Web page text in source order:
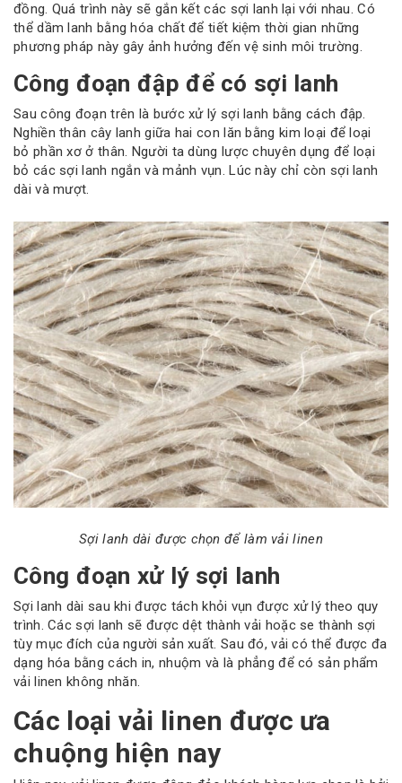
đồng. Quá trình này sẽ gắn kết các sợi lanh lại với nhau. Có
thể dầm lanh bằng hóa chất để tiết kiệm thời gian những
phương pháp này gây ảnh hưởng đến vệ sinh môi trường.
Công đoạn đập để có sợi lanh
Sau công đoạn trên là bước xử lý sợi lanh bằng cách đập.
Nghiền thân cây lanh giữa hai con lăn bằng kim loại để loại
bỏ phần xơ ở thân. Người ta dùng lược chuyên dụng để loại
bỏ các sợi lanh ngắn và mảnh vụn. Lúc này chỉ còn sợi lanh
dài và mượt.
Sợi lanh dài được chọn để làm vải linen
Công đoạn xử lý sợi lanh
Sợi lanh dài sau khi được tách khỏi vụn được xử lý theo quy
trình. Các sợi lanh sẽ được dệt thành vải hoặc se thành sợi
tùy mục đích của người sản xuất. Sau đó, vải có thể được đa
dạng hóa bằng cách in, nhuộm và là phẳng để có sản phẩm
vải linen không nhăn.
Các loại vải linen được ưa
chuộng hiện nay